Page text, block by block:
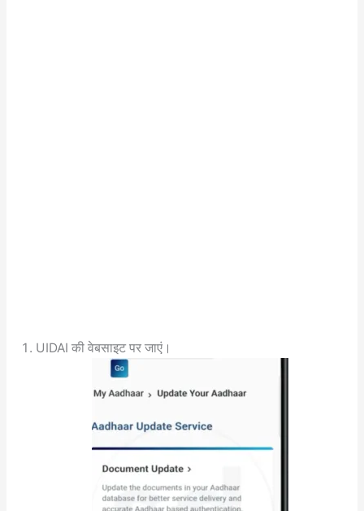
UIDAI की वेबसाइट पर जाएं।